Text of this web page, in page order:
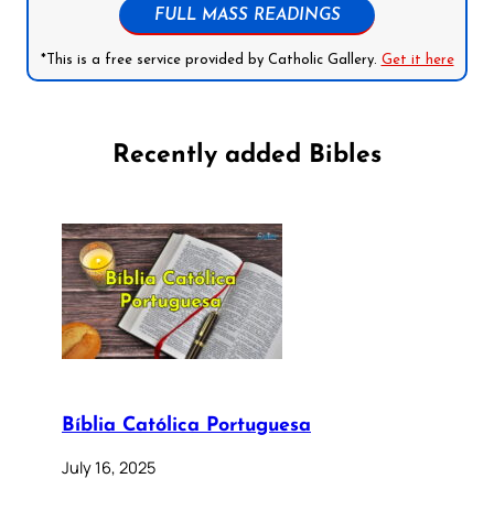
FULL MASS READINGS
*This is a free service provided by Catholic Gallery. Get it here
Recently added Bibles
Bíblia Católica Portuguesa
July 16, 2025